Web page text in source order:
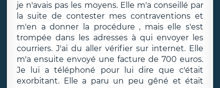
je n'avais pas les moyens. Elle m'a conseillé par
la suite de contester mes contraventions et
m'en a donner la procédure , mais elle s'est
trompée dans les adresses à qui envoyer les
courriers. J'ai du aller vérifier sur internet. Elle
m'a ensuite envoyé une facture de 700 euros.
Je lui a téléphoné pour lui dire que c'était
exorbitant. Elle a paru un peu gêné et était